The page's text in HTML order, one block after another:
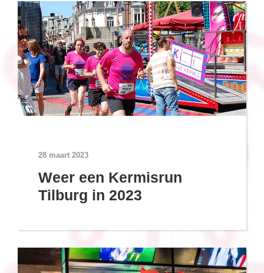
28 maart 2023
Weer een Kermisrun
Tilburg in 2023